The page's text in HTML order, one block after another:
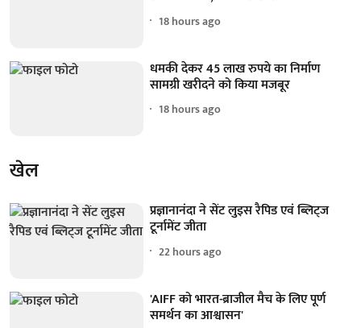
18 hours ago
धमकी देकर 45 लाख रुपये का निर्माण
सामग्री खरीदने को किया मजबूर
18 hours ago
खेल
प्रज्ञानानंदा ने सेंट लुइस रैपिड एवं ब्लिट्ज
टूर्नामेंट जीता
22 hours ago
'AIFF को भारत-ब्राजील मैच के लिए पूर्ण
समर्थन का आश्वासन'